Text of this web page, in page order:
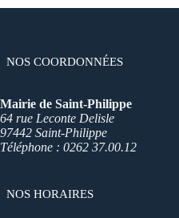
NOS COORDONNÉES
Mairie de Saint-Philippe
64 rue Leconte Delisle
97442 Saint-Philippe
Téléphone : 0262 37.00.12
NOS HORAIRES